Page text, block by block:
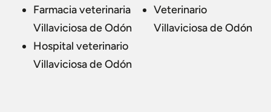
Farmacia veterinaria
Villaviciosa de Odón
Hospital veterinario
Villaviciosa de Odón
Veterinario
Villaviciosa de Odón